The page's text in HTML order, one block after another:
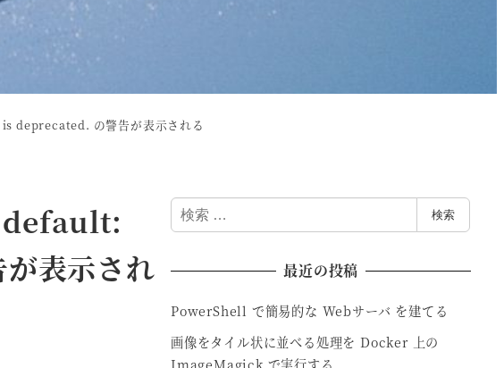
の警告が表示される
default:
表示され
検
索
検索
最近の投稿
PowerShell で簡易的な Webサーバ を建てる
画像をタイル状に並べる処理を Docker 上の
ImageMagick で実行する